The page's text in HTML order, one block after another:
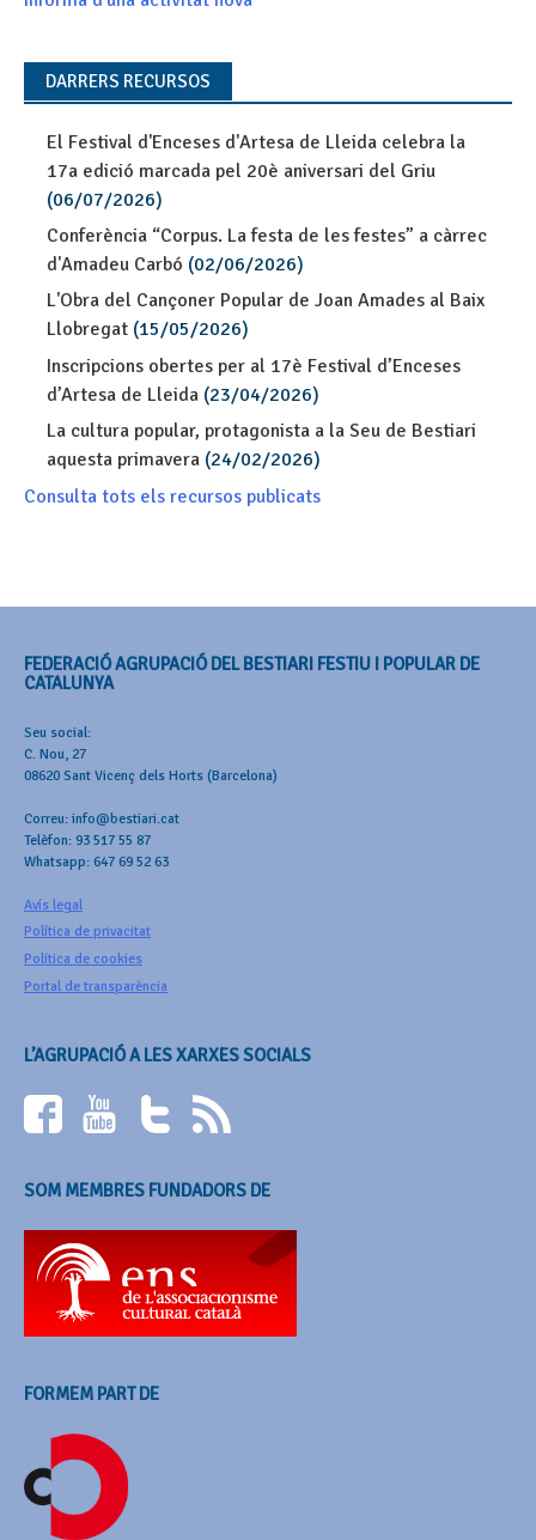
DARRERS RECURSOS
El Festival d'Enceses d'Artesa de Lleida celebra la
17a edició marcada pel 20è aniversari del Griu
(06/07/2026)
Conferència “Corpus. La festa de les festes” a càrrec
d'Amadeu Carbó (02/06/2026)
L'Obra del Cançoner Popular de Joan Amades al Baix
Llobregat (15/05/2026)
Inscripcions obertes per al 17è Festival d’Enceses
d’Artesa de Lleida (23/04/2026)
La cultura popular, protagonista a la Seu de Bestiari
aquesta primavera (24/02/2026)
Consulta tots els recursos publicats
FEDERACIÓ AGRUPACIÓ DEL BESTIARI FESTIU I POPULAR DE
CATALUNYA
Seu social:
C. Nou, 27
08620 Sant Vicenç dels Horts (Barcelona)
Correu: info@bestiari.cat
Telèfon: 93 517 55 87
Whatsapp: 647 69 52 63
Avís legal
Política de privacitat
Política de cookies
Portal de transparència
L’AGRUPACIÓ A LES XARXES SOCIALS
SOM MEMBRES FUNDADORS DE
FORMEM PART DE